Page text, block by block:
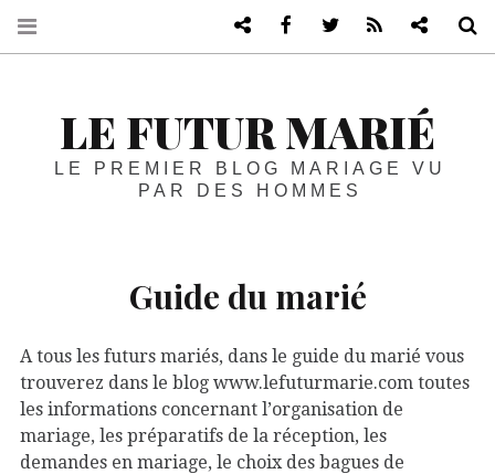
LE FUTUR MARIÉ
LE PREMIER BLOG MARIAGE VU
PAR DES HOMMES
Guide du marié
A tous les futurs mariés, dans le guide du marié vous
trouverez dans le blog www.lefuturmarie.com toutes
les informations concernant l’organisation de
mariage, les préparatifs de la réception, les
demandes en mariage, le choix des bagues de
Blog de mariage vu par les
FacebookTwitter RSS Blog